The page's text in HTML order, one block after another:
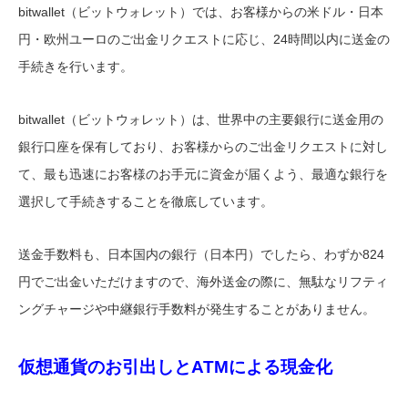
bitwallet（ビットウォレット）では、お客様からの米ドル・日本
円・欧州ユーロのご出金リクエストに応じ、24時間以内に送金の
手続きを行います。
bitwallet（ビットウォレット）は、世界中の主要銀行に送金用の
銀行口座を保有しており、お客様からのご出金リクエストに対し
て、最も迅速にお客様のお手元に資金が届くよう、最適な銀行を
選択して手続きすることを徹底しています。
送金手数料も、日本国内の銀行（日本円）でしたら、わずか824
円でご出金いただけますので、海外送金の際に、無駄なリフティ
ングチャージや中継銀行手数料が発生することがありません。
仮想通貨のお引出しとATMによる現金化